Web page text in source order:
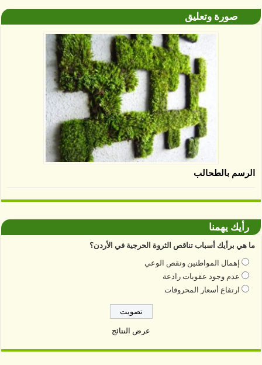
صورة وتعليق
الرسم بالطحالب
رأيك يهمنا
ما هي برأيك أسباب تناقص الثروة الحرجية في الأردن؟
إهمال المواطنين ونقص الوعي
عدم وجود عقوبات رادعة
ارتفاع أسعار المحروقات
عرض النتائج